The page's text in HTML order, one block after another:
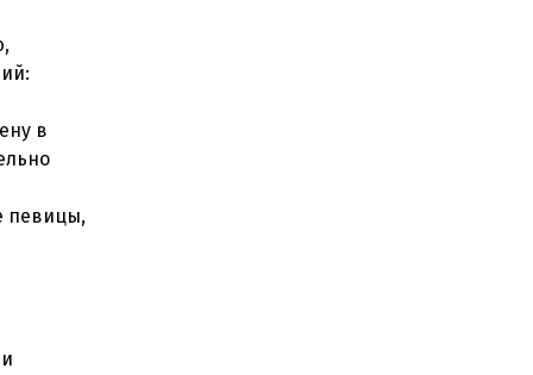
в
певицы,